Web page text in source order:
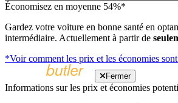
Économisez en moyenne 54%*
Gardez votre voiture en bonne santé en
intermédiaire. Actuellement à partir de
*Voir comment les prix et les économies
Fermer
Informations sur les prix et économies